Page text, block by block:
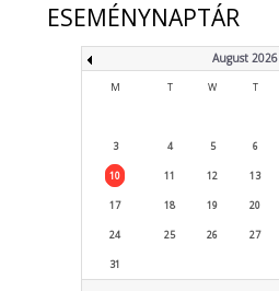
ESEMÉNYNAPTÁR
August 2026
M T W T
3 4 5 6
10 11 12 13
17 18 19 20
24 25 26 27
31